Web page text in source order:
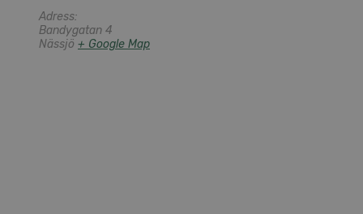
Adress:
Bandygatan 4
Nässjö + Google Map